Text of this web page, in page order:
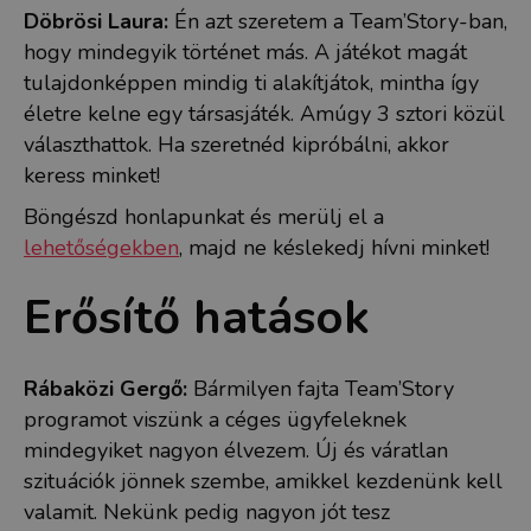
Döbrösi Laura: Én azt szeretem a Team’Story-ban,
hogy mindegyik történet más. A játékot magát
tulajdonképpen mindig ti alakítjátok, mintha így
életre kelne egy társasjáték. Amúgy 3 sztori közül
választhattok. Ha szeretnéd kipróbálni, akkor
keress minket!
Böngészd honlapunkat és merülj el a
lehetőségekben, majd ne késlekedj hívni minket!
Erősítő hatások
Rábaközi Gergő: Bármilyen fajta Team’Story
programot viszünk a céges ügyfeleknek
mindegyiket nagyon élvezem. Új és váratlan
szituációk jönnek szembe, amikkel kezdenünk kell
valamit. Nekünk pedig nagyon jót tesz